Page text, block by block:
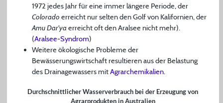
1972 jedes Jahr für eine immer längere Periode, der
Colorado erreicht nur selten den Golf von Kalifornien, der
Amu Dar'yaerreicht oft den Aralsee nicht mehr).
(Aralsee-Syndrom)
Weitere ökologische Probleme der
Bewässerungswirtschaft resultieren aus der Belastung
des Drainagewassers mitAgrarchemikalien.
Durchschnittlicher Wasserverbrauch bei der Erzeugung von
Agrarprodukten in Australien